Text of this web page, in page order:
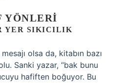
YÖNLERI
YER SIKICILIK
olsa da, kitabın bazı
Sanki yazar, “bak bunu
hafiften boğuyor. Bu